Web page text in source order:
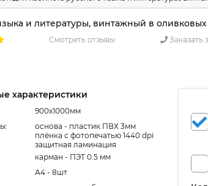
и литературы, винтажный в
Смотреть отзывы Заказать
характеристики
900x1000мм
основа - пластик ПВХ 3мм
плёнка с фотопечатью 1440 dpi
защитная ламинация
карман - ПЭТ 0.5 мм
А4 - 8шт